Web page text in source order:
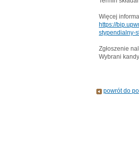
Więcej
https://
stypendialny-
Zgłoszenie
Wybrani
powrót do